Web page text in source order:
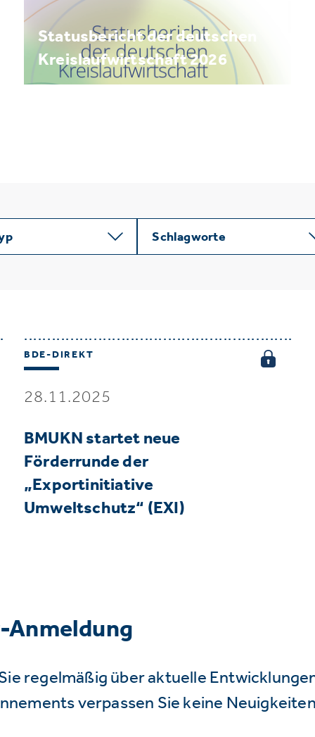
Statusbericht der deutschen
Kreislaufwirtschaft 2026
Schlagworte
BDE-DIREKT
28.11.2025
BMUKN startet neue
Förderrunde der
„Exportinitiative
Umweltschutz“ (EXI)
regelmäßig über aktuelle
verpassen Sie keine